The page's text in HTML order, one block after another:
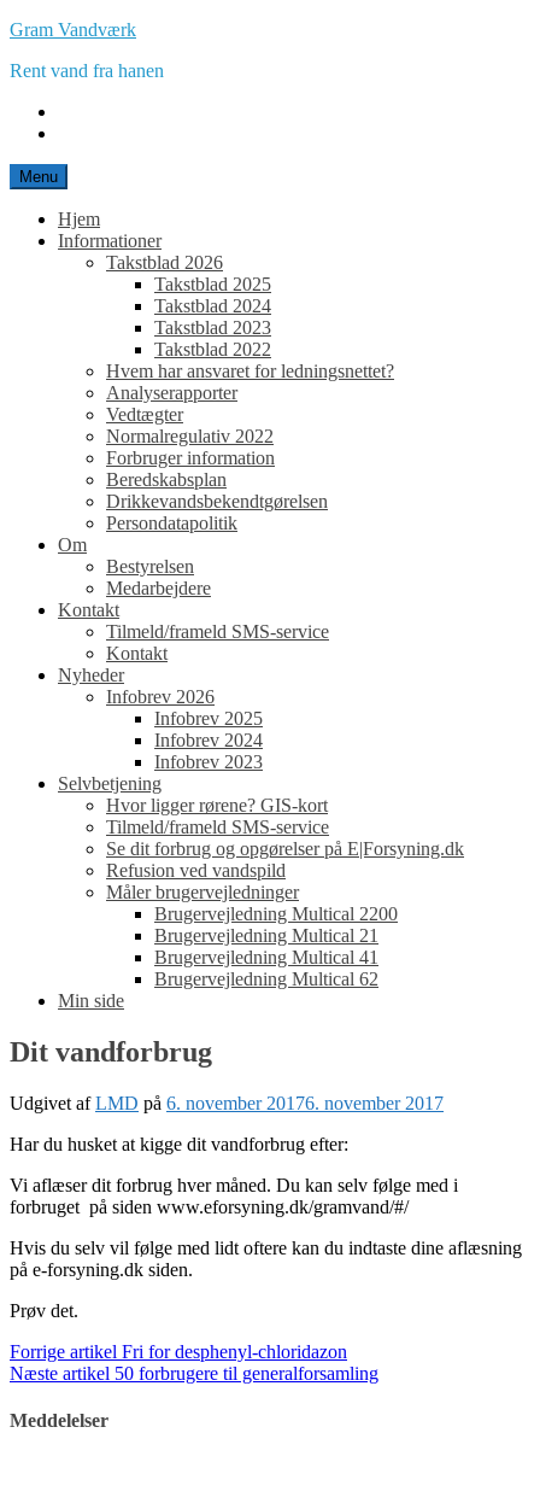
Spring
indhold
Gram Vandværk
Rent vand fra hanen
Menu
Hjem
Informationer
Takstblad 2026
Takstblad 2025
Takstblad 2024
Takstblad 2023
Takstblad 2022
Hvem har ansvaret for ledningsnettet?
Analyserapporter
Vedtægter
Normalregulativ 2022
Forbruger information
Beredskabsplan
Drikkevandsbekendtgørelsen
Persondatapolitik
Om
Bestyrelsen
Medarbejdere
Kontakt
Tilmeld/frameld SMS-service
Kontakt
Nyheder
Infobrev 2026
Infobrev 2025
Infobrev 2024
Infobrev 2023
Selvbetjening
Hvor ligger rørene? GIS-kort
Tilmeld/frameld SMS-service
Se dit forbrug og opgørelser på E|Forsyning.dk
Refusion ved vandspild
Måler brugervejledninger
Brugervejledning Multical 2200
Brugervejledning Multical 21
Brugervejledning Multical 41
Brugervejledning Multical 62
Min side
Dit vandforbrug
Udgivet afLMD på 6. november 20176. november 2017
Har du husket at kigge dit vandforbrug efter:
Vi aflæser dit forbrug hver måned. Du kan selv følge med i
forbruget på siden www.eforsyning.dk/gramvand/#/
Hvis du selv vil følge med lidt oftere kan du indtaste dine aflæsning
på e-forsyning.dk siden.
Prøv det.
Læs
videre
Forrige artikel Fri for desphenyl-chloridazon
Næste artikel 50 forbrugere til generalforsamling
Meddelelser